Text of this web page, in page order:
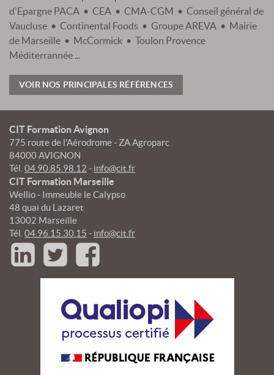
d'Epargne PACA • CEA • CMA-CGM • Conseil général de
Vaucluse • Continental Foods • Groupe AREVA • Mairie
de Marseille • McCormick • Toulon Provence
Méditerrannée ...
VOIR NOS PRINCIPALES RÉFÉRENCES
CIT Formation Avignon
775 route de l'Aérodrome - ZA Agroparc
84000 AVIGNON
Tél. 04.90.85.98.12 - info@cit.fr
CIT Formation Marseille
Wellio - Immeuble le Calypso
48 quai du Lazaret
13002 Marseille
Tél. 04.96.15.30.15 - info@cit.fr